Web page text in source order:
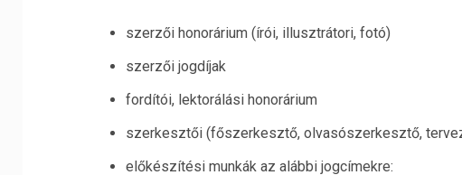
szerzői honorárium (írói, illusztrátori, fotó)
szerzői jogdíjak
fordítói, lektorálási honorárium
szerkesztői (főszerkesztő, olvasószerkesztő,
előkészítési munkák az alábbi jogcímekre: